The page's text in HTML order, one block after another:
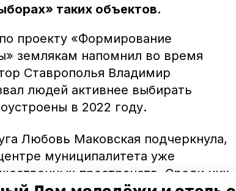
таких объектов.
проекту «Формирование
землякам напомнил во время
Ставрополья Владимир
людей активнее выбирать
в 2022 году.
Любовь Маковская подчеркнула,
муниципалитета уже
пространств. Среди них